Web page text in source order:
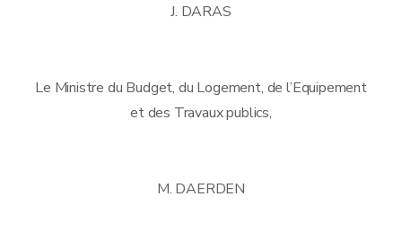
J. DARAS
Le Ministre du Budget, du Logement, de l’Equipement
et des Travaux publics,
M. DAERDEN